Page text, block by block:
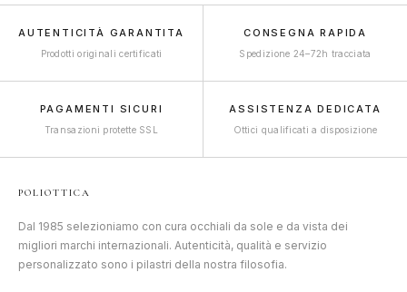
AUTENTICITÀ GARANTITA
Prodotti originali certificati
CONSEGNA RAPIDA
Spedizione 24–72h tracciata
PAGAMENTI SICURI
Transazioni protette SSL
ASSISTENZA DEDICATA
Ottici qualificati a disposizione
POLIOTTICA
Dal 1985 selezioniamo con cura occhiali da sole e da vista dei
migliori marchi internazionali. Autenticità, qualità e servizio
personalizzato sono i pilastri della nostra filosofia.